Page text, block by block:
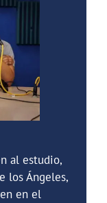
al estudio,
los Ángeles,
en el